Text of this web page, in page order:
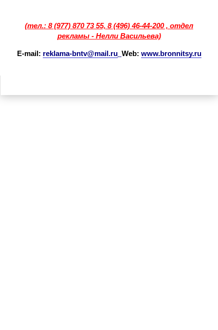
(тел.: 8 (977) 870 73 55, 8 (496) 46-44-200 , отдел
рекламы - Нелли Васильева)
Е-mail: reklama-bntv@mail.ru Web: www.bronnitsy.ru